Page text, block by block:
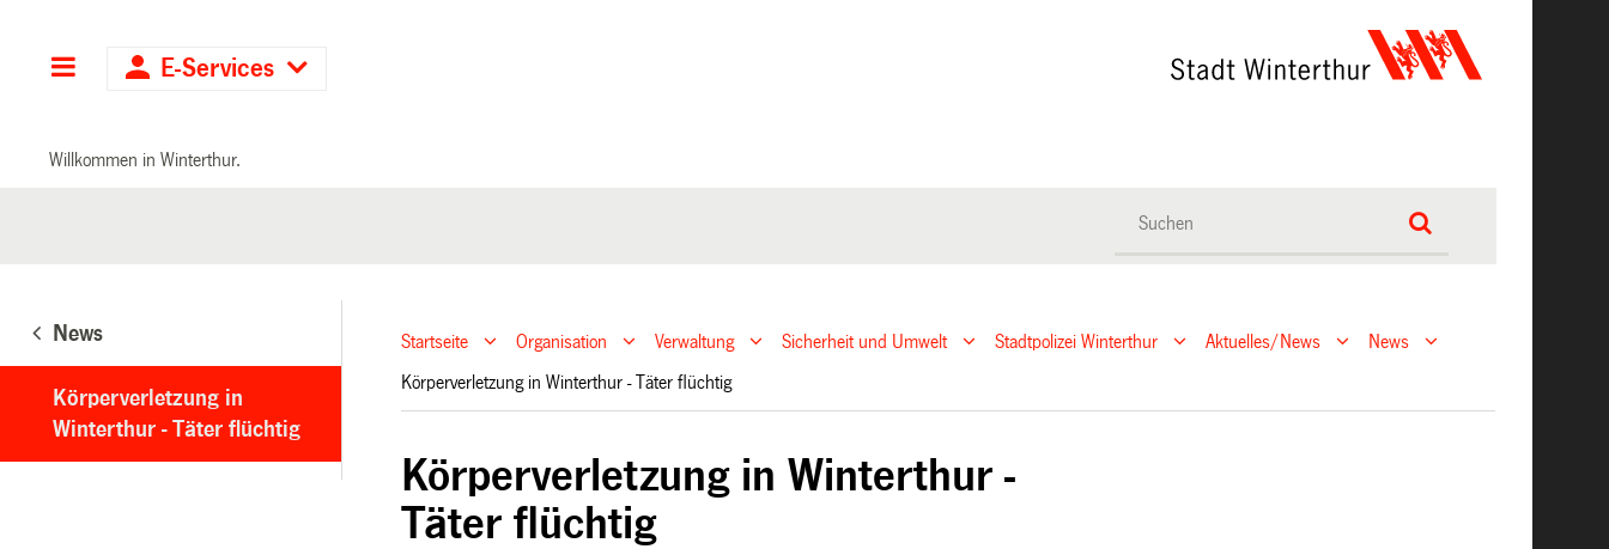
Hauptnavigation
E-Services
Willkommen in Winterthur.
News
Körperverletzung in
Winterthur - Täter flüchtig
Startseite Organisation Verwaltung Sicherheit und Umwelt Stadtpolizei Winterthur Aktuelles/News
News
Körperverletzung in Winterthur - Täter flüchtig
Körperverletzung in Winterthur -
Täter flüchtig